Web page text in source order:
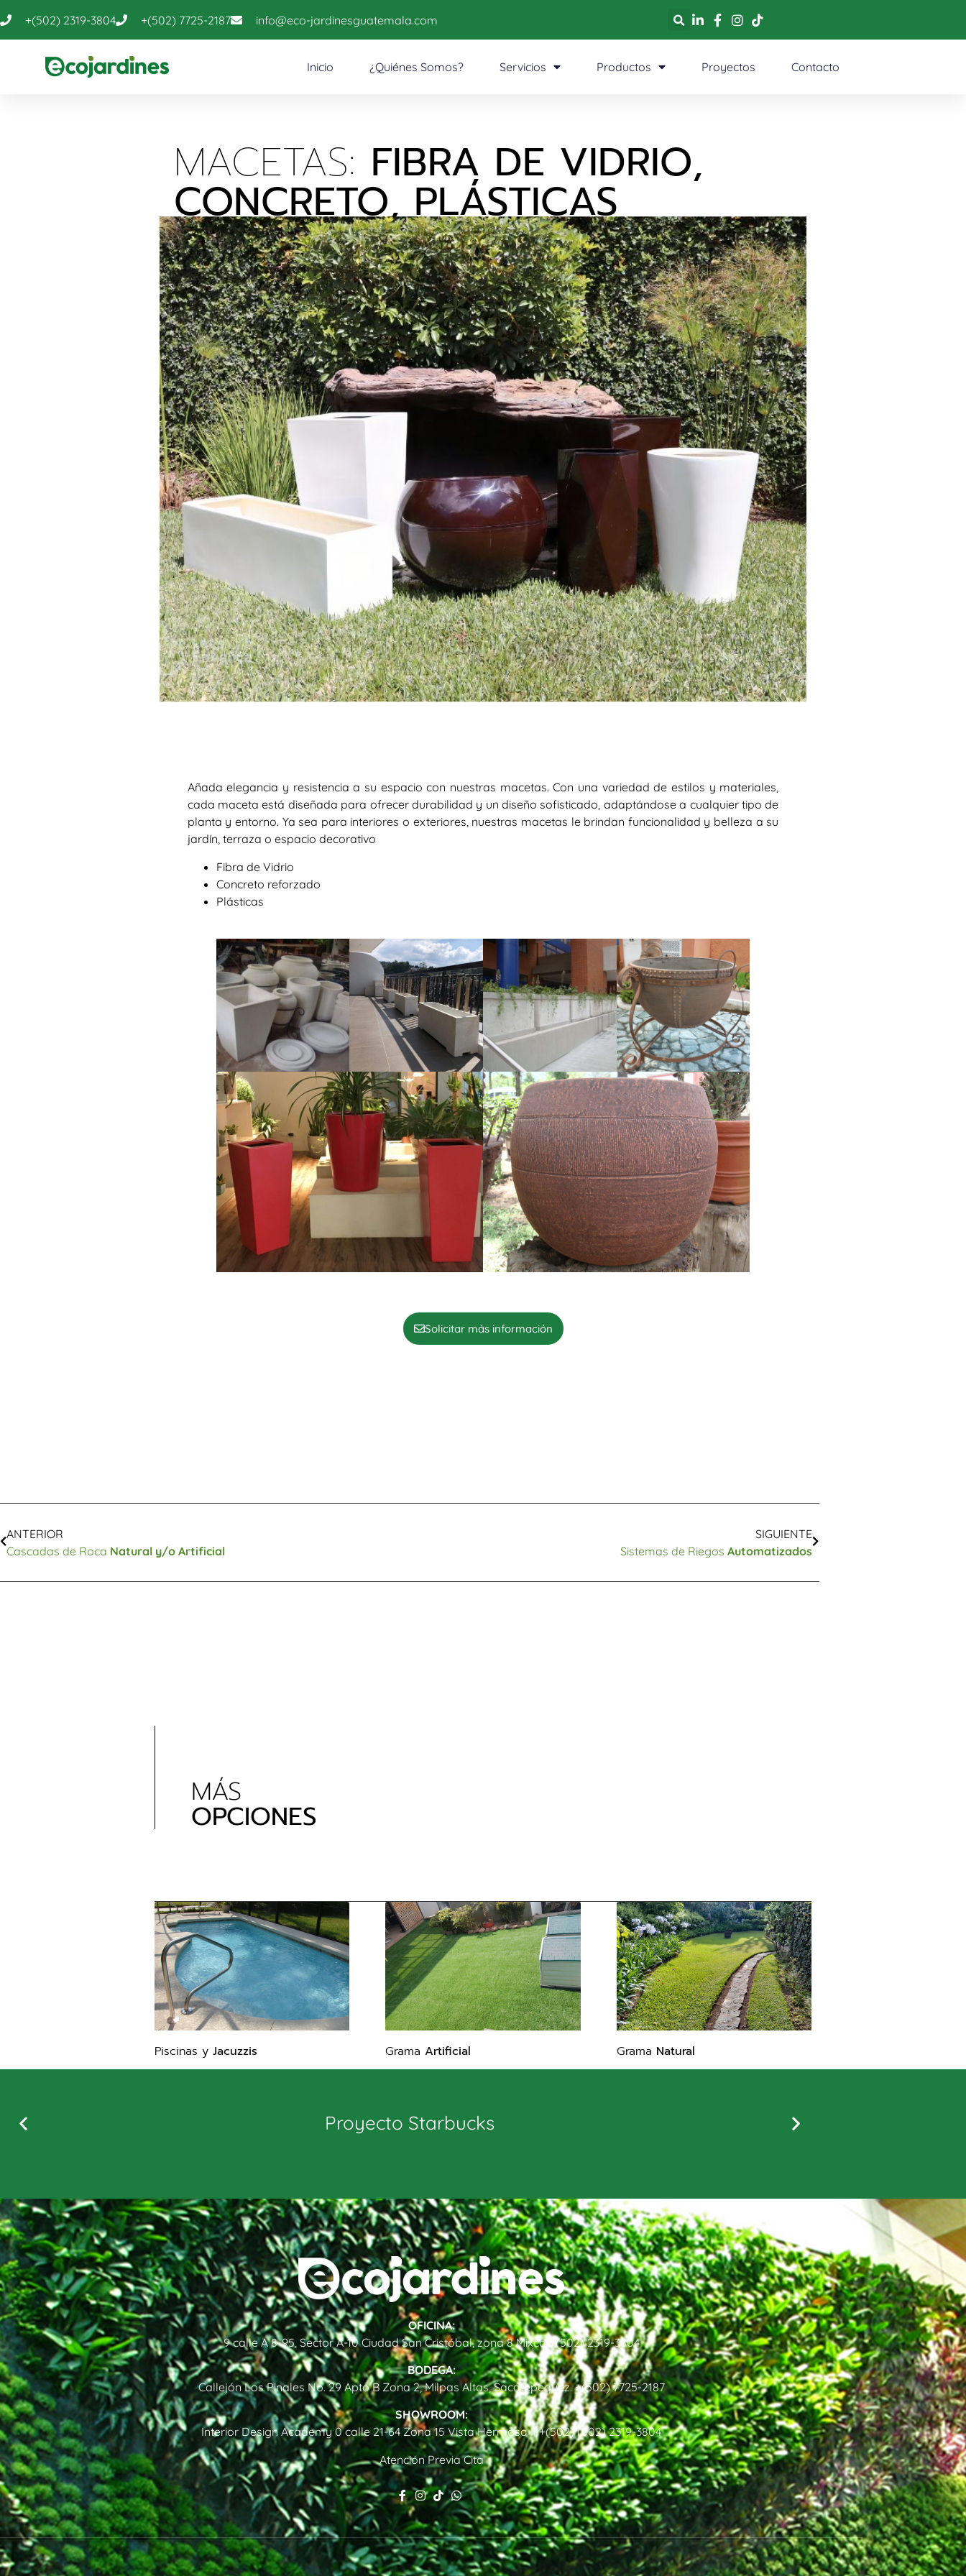
+(502) 2319-3804 +(502) 7725-2187 info@eco-jardinesguatemala.com
Inicio ¿Quiénes Somos? Servicios Productos Proyectos Contacto
MACETAS: FIBRA DE VIDRIO,
CONCRETO, PLÁSTICAS
Añada elegancia y resistencia a su espacio con nuestras macetas. Con una variedad de estilos y materiales,
cada maceta está diseñada para ofrecer durabilidad y un diseño sofisticado, adaptándose a cualquier tipo de
planta y entorno. Ya sea para interiores o exteriores, nuestras macetas le brindan funcionalidad y belleza a su
jardín, terraza o espacio decorativo
Fibra de Vidrio
Concreto reforzado
Plásticas
Solicitar más información
ANTERIOR
Cascadas de Roca Natural y/o Artificial
SIGUIENTE
Sistemas de Riegos Automatizados
MÁS
OPCIONES
Piscinas yJacuzzis Grama Artificial Grama Natural
Proyecto Starbucks
OFICINA:
9 calle A 8-95, Sector A-10 Ciudad San Cristóbal, zona 8 Mixco +(502) 2319-3804
BODEGA:
Callejón Los Pinales No. 29 Apto B Zona 2, Milpas Altas, Sacatepequez.+(502) 7725-2187
SHOWROOM:
Interior Design Academy 0 calle 21-64 Zona 15 Vista Hermosa II+(502) (502) 2319-3804
Atención Previa Cita